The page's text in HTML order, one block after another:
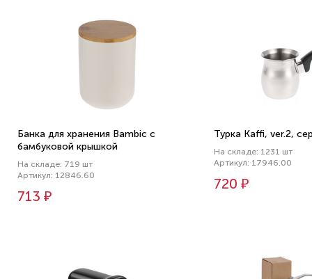
Банка для хранения Bambic с
бамбуковой крышкой
На складе: 719 шт
Артикул: 12846.60
713 ₽
Турка Kaffi, ver.2,
На складе: 1231 шт
Артикул: 17946.00
720 ₽